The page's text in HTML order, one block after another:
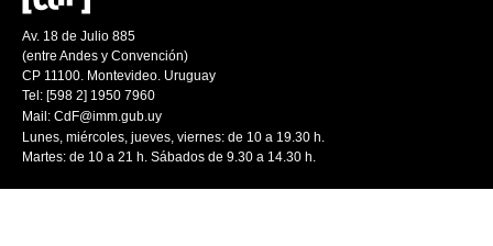
Av. 18 de Julio 885
(entre Andes y Convención)
CP 11100. Montevideo. Uruguay
Tel: [598 2] 1950 7960
Mail: CdF@imm.gub.uy
Lunes, miércoles, jueves, viernes: de 10 a 19.30 h.
Martes: de 10 a 21 h. Sábados de 9.30 a 14.30 h.